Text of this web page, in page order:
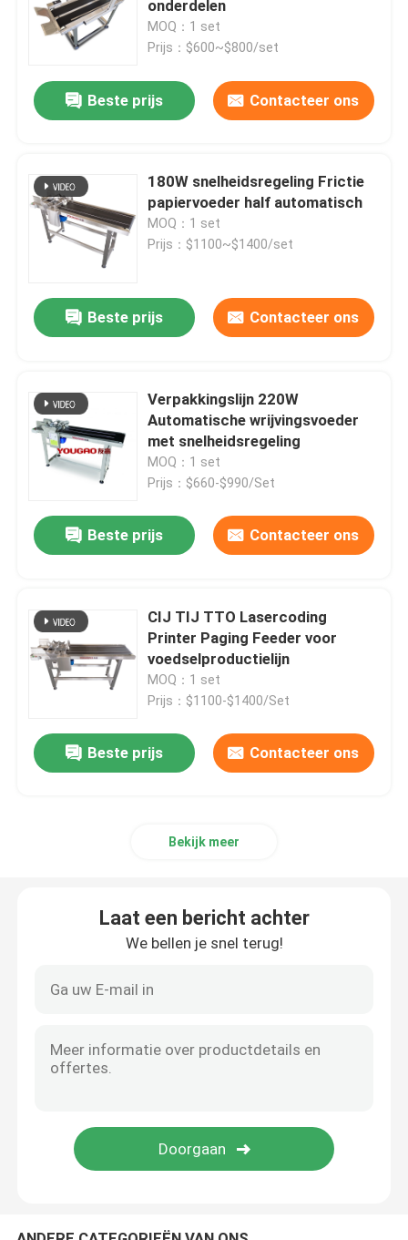
Afdrukken van etiketteringssystemen
Schuiftafel voor codering
terugspoelen machine
Inkjet codersystemen
Kartonvoedermachine
Roterende codeermachine
Codering Inkjet Printer Bracket
Automatische nummermachine
onderdelen
MOQ：1 set
Prijs：$600~$800/set
Beste prijs Contacteer ons
180W snelheidsregeling Frictie
papiervoeder half automatisch
MOQ：1 set
Prijs：$1100~$1400/set
Beste prijs Contacteer ons
Verpakkingslijn 220W
Automatische wrijvingsvoeder
met snelheidsregeling
MOQ：1 set
Prijs：$660-$990/Set
Beste prijs Contacteer ons
CIJ TIJ TTO Lasercoding
Printer Paging Feeder voor
voedselproductielijn
MOQ：1 set
Prijs：$1100-$1400/Set
Beste prijs Contacteer ons
Bekijk meer
Laat een bericht achter
We bellen je snel terug!